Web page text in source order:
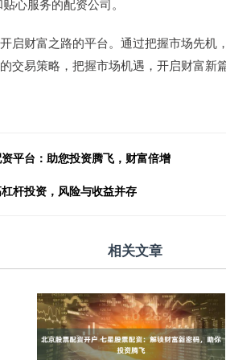
心服务的配资公司。
启财富之路的平台。通过把握市场先机
交易策略，把握市场机遇，开启财富新篇
平台：助您投资腾飞，财富倍增
杆投资，风险与收益并存
相关文章